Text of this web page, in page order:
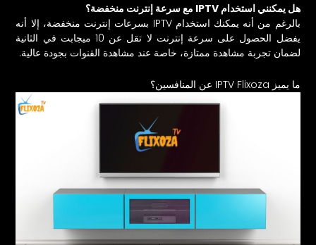
هل يمكنني استخدام IPTV مع سرعة إنترنت منخفضة؟
بالرغم من أنه يمكنك استخدام IPTV بسرعات إنترنت منخفضة، إلا أنه
يفضل الحصول على سرعة إنترنت لا تقل عن 10 ميجابت في الثانية
لضمان تجربة مشاهدة ممتازة، خاصة عند مشاهدة القنوات بجودة عالية.
ما يميز IPTV Flixoza عن المنافسين؟